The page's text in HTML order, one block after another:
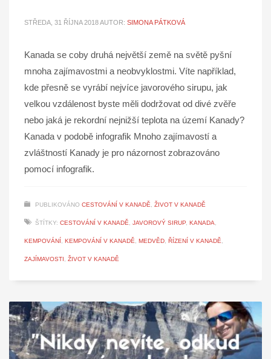
STŘEDA, 31 ŘÍJNA 2018AUTOR: SIMONA PÁTKOVÁ
Kanada se coby druhá největší země na světě pyšní
mnoha zajímavostmi a neobvyklostmi. Víte například,
kde přesně se vyrábí nejvíce javorového sirupu, jak
velkou vzdálenost byste měli dodržovat od divé zvěře
nebo jaká je rekordní nejnižší teplota na území Kanady?
Kanada v podobě infografik Mnoho zajímavostí a
zvláštností Kanady je pro názornost zobrazováno
pomocí infografik.
PUBLIKOVÁNO CESTOVÁNÍ V KANADĚ, ŽIVOT V KANADĚ
ŠTÍTKY: CESTOVÁNÍ V KANADĚ, JAVOROVÝ SIRUP, KANADA,
KEMPOVÁNÍ, KEMPOVÁNÍ V KANADĚ, MEDVĚD, ŘÍZENÍ V KANADĚ,
ZAJÍMAVOSTI, ŽIVOT V KANADĚ